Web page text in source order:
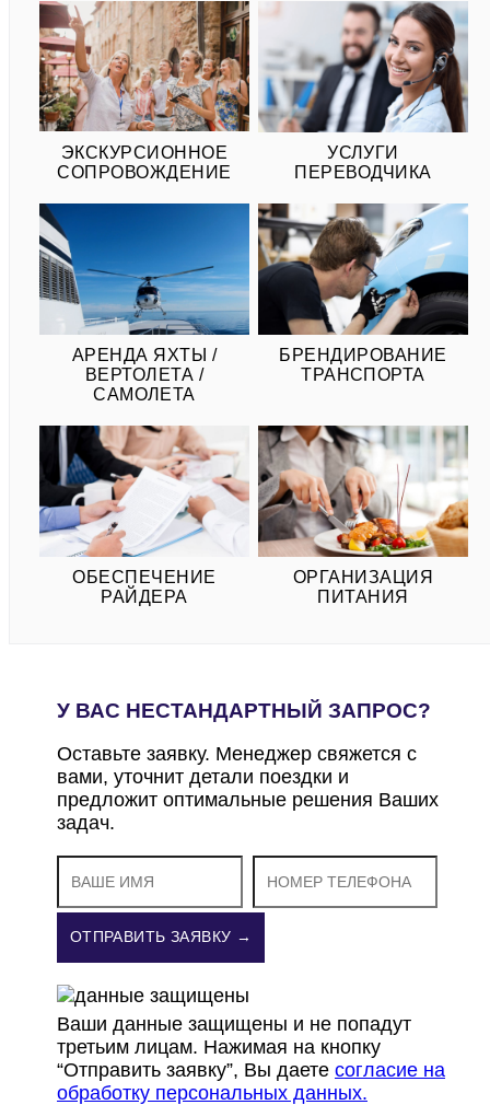
ЭКСКУРСИОННОЕ
СОПРОВОЖДЕНИЕ
УСЛУГИ
ПЕРЕВОДЧИКА
АРЕНДА ЯХТЫ /
ВЕРТОЛЕТА /
САМОЛЕТА
БРЕНДИРОВАНИЕ
ТРАНСПОРТА
ОБЕСПЕЧЕНИЕ
РАЙДЕРА
ОРГАНИЗАЦИЯ
ПИТАНИЯ
У ВАС НЕСТАНДАРТНЫЙ ЗАПРОС?
Оставьте заявку. Менеджер свяжется с
вами, уточнит детали поездки и
предложит оптимальные решения Ваших
задач.
ОТПРАВИТЬ ЗАЯВКУ →
Ваши данные защищены и не попадут
третьим лицам. Нажимая на кнопку
“Отправить заявку”, Вы даете согласие на
обработку персональных данных.